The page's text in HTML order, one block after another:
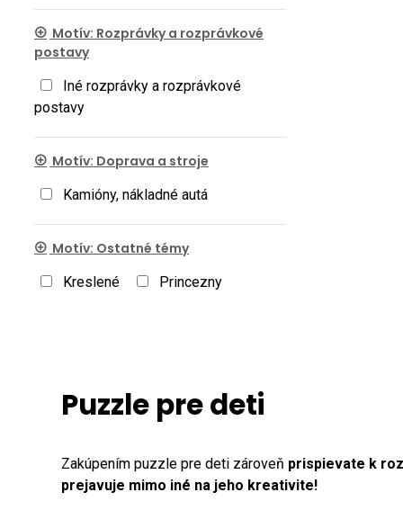
Motív: Rozprávky a rozprávkové
postavy
Iné rozprávky a rozprávkové
postavy
Motív: Doprava a stroje
Kamióny, nákladné autá
Motív: Ostatné témy
Kreslené Princezny
Puzzle pre deti
Zakúpením puzzle pre deti zároveň prispievate k
prejavuje mimo iné na jeho kreativite!